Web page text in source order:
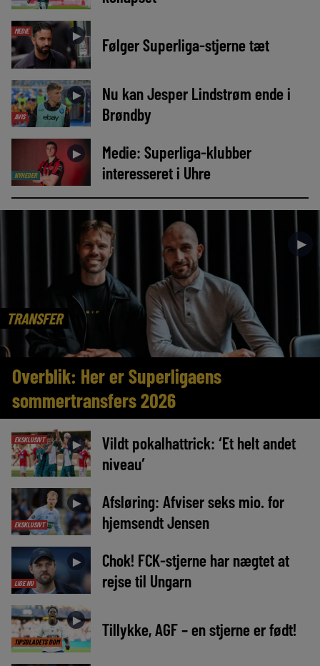
MEDIE ► Følger Superliga-stjerne tæt
AVIS
►
Nu kan Jesper Lindstrøm ende i
Brøndby
NYHEDER
►
Medie: Superliga-klubber
interesseret i Uhre
TRANSFER
►
Overblik: Her er Superligaens
sommertransfers 2026
EKSKLUSIVT ►
Vildt pokalhattrick: ‘Et helt andet
niveau’
EKSKLUSIVT
►
Afsløring: Afviser seks mio. for
hjemsendt Jensen
LIGE NU
►
Chok! FCK-stjerne har nægtet at
rejse til Ungarn
TIPSBLADETS DOM
► Tillykke, AGF – en stjerne er født!